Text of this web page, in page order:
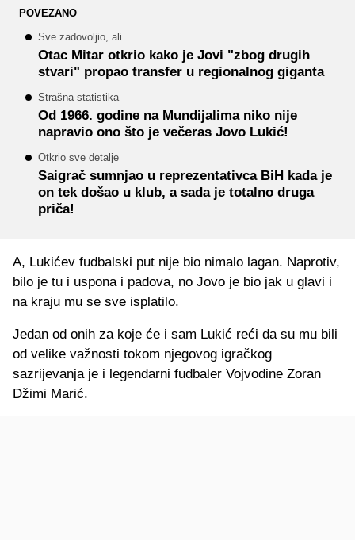
POVEZANO
Sve zadovoljio, ali...
Otac Mitar otkrio kako je Jovi "zbog drugih
stvari" propao transfer u regionalnog giganta
Strašna statistika
Od 1966. godine na Mundijalima niko nije
napravio ono što je večeras Jovo Lukić!
Otkrio sve detalje
Saigrač sumnjao u reprezentativca BiH kada je
on tek došao u klub, a sada je totalno druga
priča!
A, Lukićev fudbalski put nije bio nimalo lagan. Naprotiv,
bilo je tu i uspona i padova, no Jovo je bio jak u glavi i
na kraju mu se sve isplatilo.
Jedan od onih za koje će i sam Lukić reći da su mu bili
od velike važnosti tokom njegovog igračkog
sazrijevanja je i legendarni fudbaler Vojvodine Zoran
Džimi Marić.